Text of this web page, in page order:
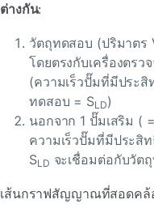
ต่างกัน:
วัตถุทดสอบ (ปริมาตร
โดยตรงกับเครื่องตรว
(ความเร็วปั๊มที่มีประ
ทดสอบ = SLD)
นอกจาก 1 ปั๊มเสริม (
ความเร็วปั๊มที่มีประสิ
SLD จะเชื่อมต่อกับวัต
เส้นกราฟสัญญาณที่สอดคล้